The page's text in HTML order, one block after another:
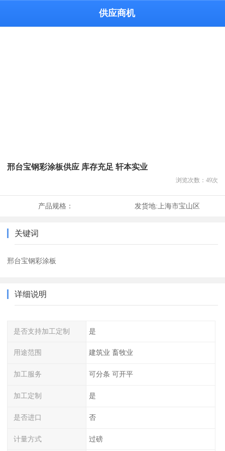
供应商机
邢台宝钢彩涂板供应 库存充足 轩本实业
浏览次数： 49次
产品规格： 发货地:上海市宝山区
关键词
邢台宝钢彩涂板
详细说明
是否支持加工定制 是
用途范围 建筑业 畜牧业
加工服务 可分条 可开平
加工定制 是
是否进口 否
计量方式 过磅